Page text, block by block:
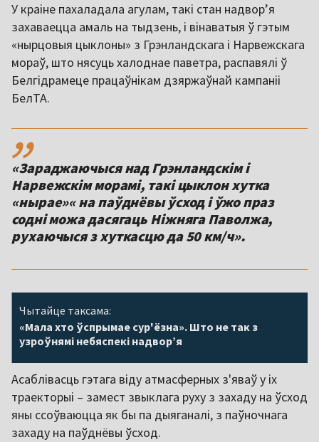
У краіне пахаладала агулам, такі стан надворʼя
захаваецца амаль на тыдзень, і вінаватыя ў гэтым
«нырцовыя цыклоны» з Грэнландскага і Нарвежскага
мораў, што нясуць халоднае паветра, распавялі ў
Белгідрамеце працаўнікам дзяржаўнай кампаніі
БелТА.
,,
«Зараджаючыся над Грэнландскім і
Нарвежскім морамі, такі цыклон хутка
«нырае»« на паўднёвы ўсход і ўжо праз
содні можа дасягаць Ніжняга Паволжа,
рухаючыся з хуткасцю да 50 км/ч».
Чытайце таксама:
«Мала хто ўспрымае сур'ёзна». Што не так з
узроўнямі небяспекі надворʼя
Асаблівасць гэтага віду атмасферных з'яваў у іх
траекторыі – замест звыклага руху з захаду на ўсход
яны ссоўваюцца як бы па дыяганалі, з паўночнага
захаду на паўднёвы ўсход.